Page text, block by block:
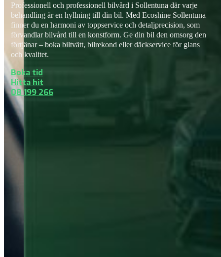
Professionell och professionell bilvård i Sollentuna där varje
behandling är en hyllning till din bil. Med Ecoshine Sollentuna
finner du en harmoni av toppservice och detaljprecision, som
förvandlar bilvård till en konstform. Ge din bil den omsorg den
förtjänar – boka biltvätt, bilrekond eller däckservice för glans
och kvalitet.
Boka tid
Hitta hit
08 199 266